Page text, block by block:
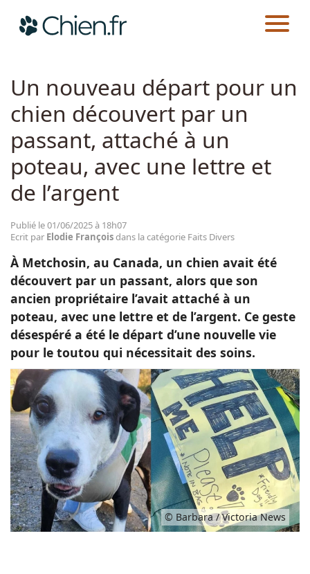
Races
CHIEN.FR ACTUALITÉS
Un nouveau départ pour un
chien découvert par un
passant, attaché à un
poteau, avec une lettre et
de l’argent
Publié le 01/06/2025 à 18h07
Ecrit par Elodie Françoisdans la catégorie Faits Divers
À Metchosin, au Canada, un chien avait été
découvert par un passant, alors que son
ancien propriétaire l’avait attaché à un
poteau, avec une lettre et de l’argent. Ce geste
désespéré a été le départ d’une nouvelle vie
pour le toutou qui nécessitait des soins.
© Barbara / Victoria News